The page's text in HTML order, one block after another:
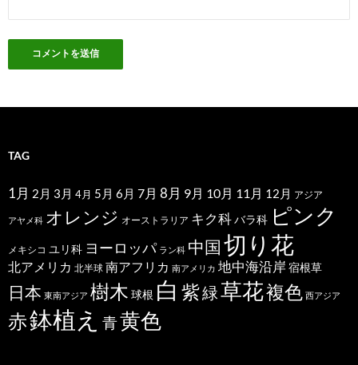
TAG
1月 2月 3月 4月 5月 6月 7月 8月 9月 10月 11月 12月 アジア
アヤメ科 オレンジ オーストラリア キク科バラ科 ピンク
メキシコ ユリ科 ヨーロッパ ラン科 中国切り花
北アメリカ 北半球 南アフリカ 南アメリカ 地中海沿岸 宿根草
日本 東南アジア 樹木 球根 白 紫緑草花複色 西アジア
赤鉢植え 青黄色